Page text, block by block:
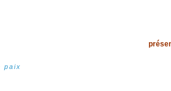
paix